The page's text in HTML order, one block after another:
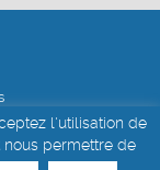
l'utilisation de
permettre de